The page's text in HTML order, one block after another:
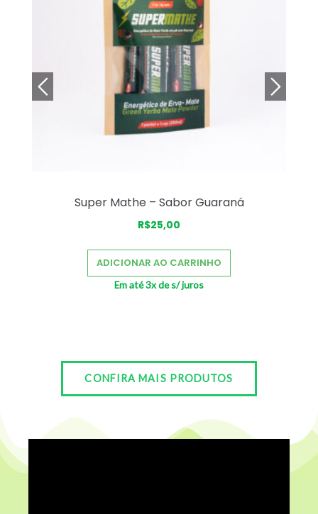
Super Mathe – Sabor Guaraná
R$25,00
ADICIONAR AO CARRINHO
Em até 3x des/ juros
CONFIRA MAIS PRODUTOS